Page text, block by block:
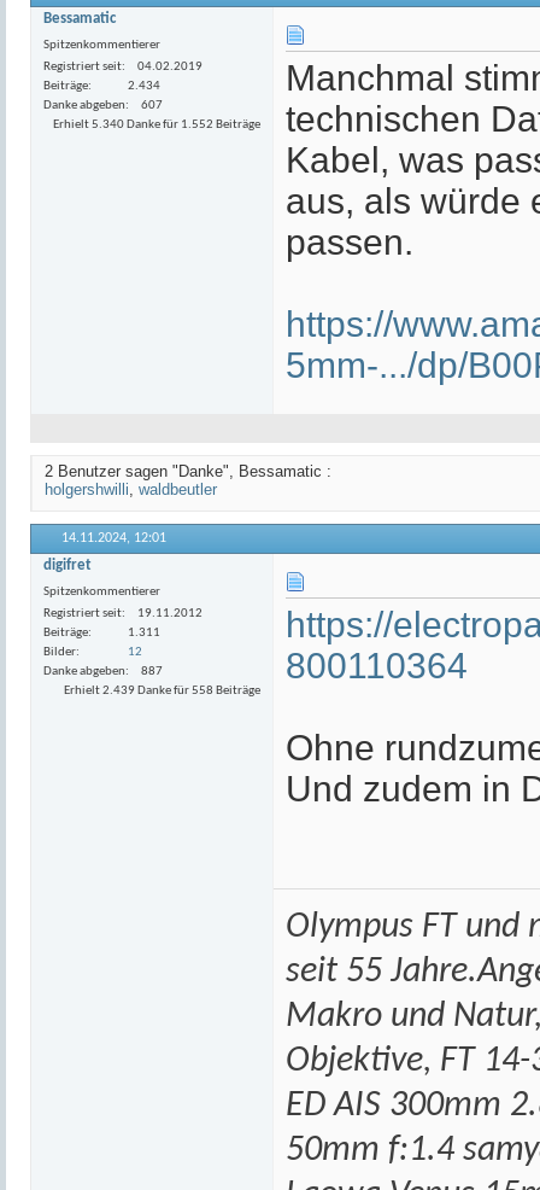
Bessamatic
Spitzenkommentierer
Registriert seit
04.02.2019
Beiträge
2.434
Danke abgeben
607
Erhielt 5.340 Danke für 1.552 Beiträge
Manchmal
technischen
Kabel, was
aus, als würde
passen.
https://
5mm-.../dp/
2 Benutzer sagen "Danke", Bessamatic :
holgershwilli, waldbeutler
14.11.2024, 12:01
digifret
Spitzenkommentierer
Registriert seit
19.11.2012
Beiträge
1.311
Bilder
12
Danke abgeben
887
Erhielt 2.439 Danke für 558 Beiträge
https://
800110364
Ohne
Und zudem in
Olympus FT und
seit 55
Makro und
Objektive, FT
ED AIS 300mm
50mm f:1.4